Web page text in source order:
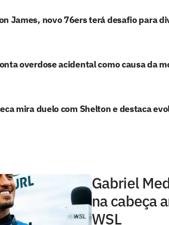
James, novo 76ers terá desafio para
overdose acidental como causa da
mira duelo com Shelton e destaca
Gabriel
na cabeça
WSL